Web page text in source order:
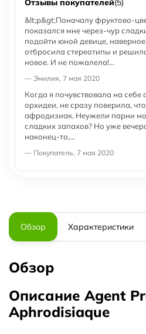
Отзывы покупателей(5)
&lt;p&gt;Поначалу фруктово-
показался мне через-чур
подойти юной девице,
отбросила стереотипы и
новое. И не пожалела!...
— Эмилия, 7 мая 2020
Когда я почувствовала на
орхидеи, не сразу поверила,
афродизиак. Неужели парни
сладких запахов? Но уже
наконец-то,...
— Покупатель, 7 мая 2020
Обзор Характеристики
Обзор
Описание Agent
Aphrodisiaque